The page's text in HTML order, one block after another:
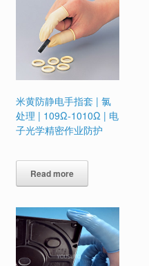
米黄防静电手指套 | 氯
处理 | 109Ω-1010Ω | 电
子光学精密作业防护
Read more